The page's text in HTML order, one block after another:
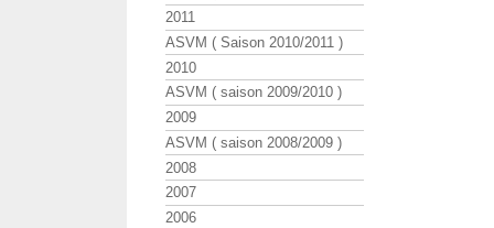
2011
ASVM ( Saison 2010/2011 )
2010
ASVM ( saison 2009/2010 )
2009
ASVM ( saison 2008/2009 )
2008
2007
2006